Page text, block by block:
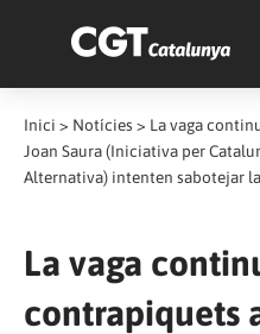
Inici > Notícies > La vaga
Joan Saura (Iniciativa per
Alternativa) intenten sabotejar
La vaga
contrapiquets